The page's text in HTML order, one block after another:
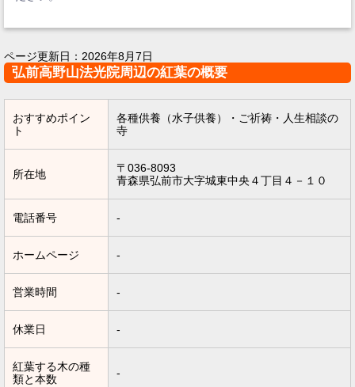
ページ更新日： 2026年8月7日
弘前高野山法光院周辺の紅葉の概要
おすすめポイン
ト
各種供養（水子供養）・ご祈祷・人生相談の
寺
所在地
〒036-8093
青森県弘前市大字城東中央４丁目４－１０
電話番号 -
ホームページ -
営業時間 -
休業日 -
紅葉する木の種
類と本数
-